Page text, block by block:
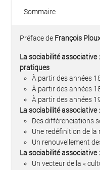
Sommaire
Préface de François
La sociabilité associative
pratiques
À partir des années
À partir des années
À partir des années
La sociabilité
Des différenciations
Une redéfinition de la
Un renouvellement
La sociabilité associative
Un vecteur de la «